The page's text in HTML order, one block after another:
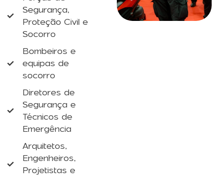
Segurança,
Proteção Civil e
Socorro
Bombeiros e
equipas de
socorro
Diretores de
Segurança e
Técnicos de
Emergência
Arquitetos,
Engenheiros,
Projetistas e